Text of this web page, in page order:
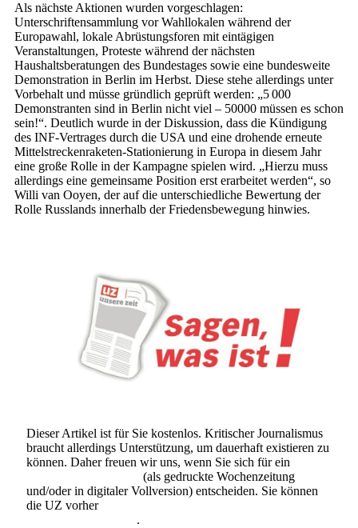
Als nächste Aktionen wurden vorgeschlagen:
Unterschriftensammlung vor Wahllokalen während der
Europawahl, lokale Abrüstungsforen mit eintägigen
Veranstaltungen, Proteste während der nächsten
Haushaltsberatungen des Bundestages sowie eine bundesweite
Demonstration in Berlin im Herbst. Diese stehe allerdings unter
Vorbehalt und müsse gründlich geprüft werden: „5 000
Demonstranten sind in Berlin nicht viel – 50000 müssen es schon
sein!“. Deutlich wurde in der Diskussion, dass die Kündigung
des INF-Vertrages durch die USA und eine drohende erneute
Mittelstreckenraketen-Stationierung in Europa in diesem Jahr
eine große Rolle in der Kampagne spielen wird. „Hierzu muss
allerdings eine gemeinsame Position erst erarbeitet werden“, so
Willi van Ooyen, der auf die unterschiedliche Bewertung der
Rolle Russlands innerhalb der Friedensbewegung hinwies.
Dieser Artikel ist für Sie kostenlos. Kritischer Journalismus
braucht allerdings Unterstützung, um dauerhaft existieren zu
können. Daher freuen wir uns, wenn Sie sich für ein
(als gedruckte Wochenzeitung
und/oder in digitaler Vollversion) entscheiden. Sie können
die UZ vorher
.